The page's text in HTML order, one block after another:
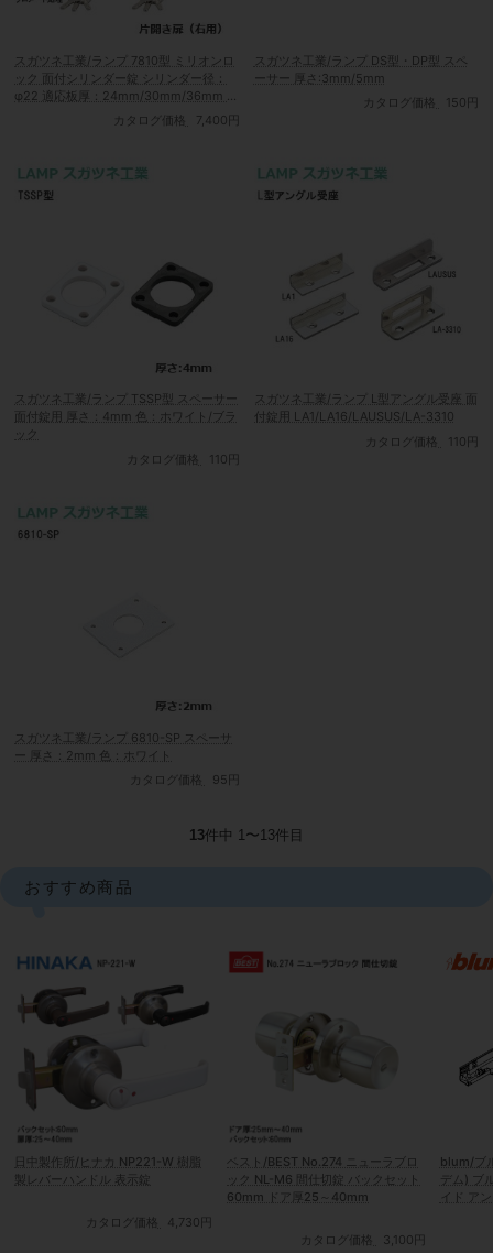
スガツネ工業/ランプ 7810型 ミリオンロ
ック 面付シリンダー錠 シリンダー径：
φ22 適応板厚：24mm/30mm/36mm 仕
カタログ価格 7,400円
スガツネ工業/ランプ DS型・DP型 スペ
ーサー 厚さ:3mm/5mm
カタログ価格
150円
スガツネ工業/ランプ TSSP型 スペーサー
面付錠用 厚さ：4mm 色：ホワイト/ブラ
ック
カタログ価格
110円
スガツネ工業/ランプ L型アングル受座 面
付錠用 LA1/LA16/LAUSUS/LA-3310
カタログ価格
110円
スガツネ工業/ランプ 6810-SP スペーサ
ー 厚さ：2mm 色：ホワイト
カタログ価格
95円
13件中 1〜13件目
おすすめ商品
日中製作所/ヒナカ NP221-W 樹脂
製レバーハンドル 表示錠
カタログ価格 4,730円
ベスト/BEST No.274 ニューラブロ
ック NL-M6 間仕切錠 バックセット
60mm ドア厚25～40mm
カタログ価格 3,100円
blum/ブ
デム) ブ
イド ア